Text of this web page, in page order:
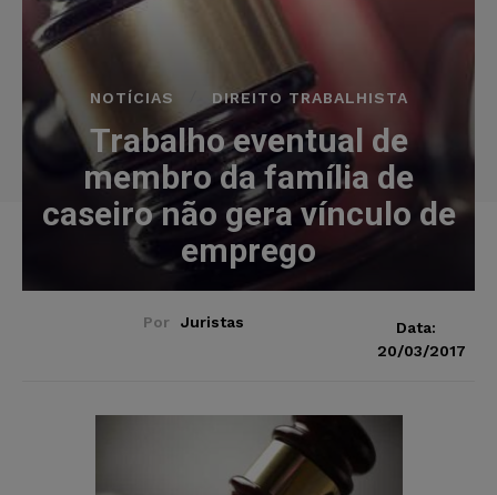
NOTÍCIAS DIREITO TRABALHISTA
Trabalho eventual de
membro da família de
caseiro não gera vínculo de
emprego
Por Juristas
Data:
20/03/2017